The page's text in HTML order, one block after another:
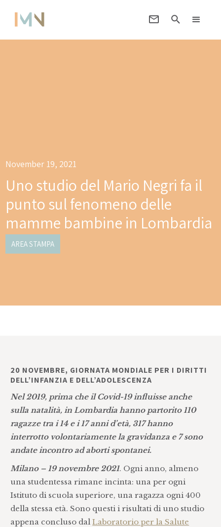
November 19, 2021
Uno studio del Mario Negri fa il
punto sul fenomeno delle
mamme bambine in Lombardia
AREA STAMPA
20 NOVEMBRE, GIORNATA MONDIALE PER I DIRITTI
DELL’INFANZIA E DELL’ADOLESCENZA
Nel 2019, prima che il Covid-19 influisse anche
sulla natalità, in Lombardia hanno partorito 110
ragazze tra i 14 e i 17 anni d’età, 317 hanno
interrotto volontariamente la gravidanza e 7 sono
andate incontro ad aborti spontanei.
Milano – 19 novembre 2021. Ogni anno, almeno
una studentessa rimane incinta: una per ogni
Istituto di scuola superiore, una ragazza ogni 400
della stessa età. Sono questi i risultati di uno studio
appena concluso dalLaboratorio per la Salute